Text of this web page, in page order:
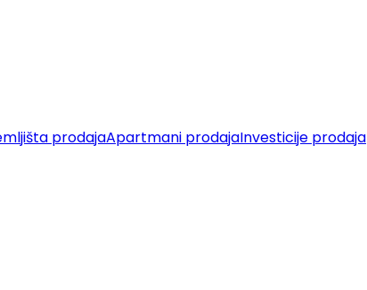
prodajaApartmani prodajaInvesticije prodaja